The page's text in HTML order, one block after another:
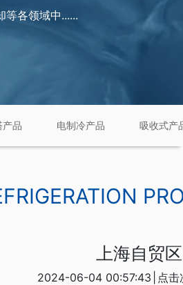
等各领域中......
产品 电制冷产品 吸收式产
上海自贸区
2024-06-04 00:57:43 点